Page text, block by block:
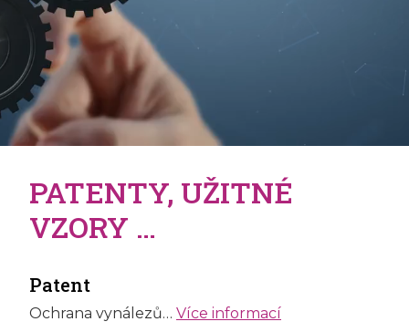
PATENTY, UŽITNÉ
VZORY …
Patent
Ochrana vynálezů… Více informací